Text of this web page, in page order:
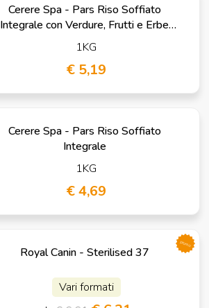
Cerere Spa - Pars Riso Soffiato
Integrale con Verdure, Frutti e Erbe
Digestive
1KG
€ 5,19
Cerere Spa - Pars Riso Soffiato
Integrale
1KG
€ 4,69
Royal Canin - Sterilised 37
Vari formati
promo